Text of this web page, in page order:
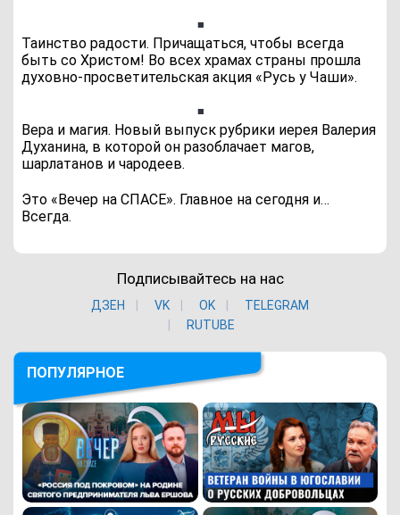
Таинство радости. Причащаться, чтобы всегда
быть со Христом! Во всех храмах страны прошла
духовно-просветительская акция «Русь у Чаши».
Вера и магия. Новый выпуск рубрики иерея Валерия
Духанина, в которой он разоблачает магов,
шарлатанов и чародеев.
Это «Вечер на СПАСЕ». Главное на сегодня и…
Всегда.
Подписывайтесь на нас
ДЗЕН VK ОK
TELEGRAM
RUTUBE
ПОПУЛЯРНОЕ